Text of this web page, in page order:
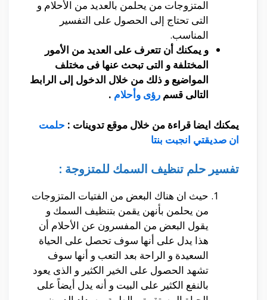
المتزوجات من يحلمن بالعديد من الأحلام و
التى تحتاج إلى الحصول على التفسير
المناسب.
و يمكنك أن تتعرف على العديد من الأمور
المختلفة و التى تبحث عنها فى مختلف
المواضيع و ذلك من خلال الدخول إلى الرابط
التالى قسم رؤى وأحلام .
يمكنك ايضا قراءة من خلال موقع تدوينات : حلمت
ان صديقتي انجبت بنتا
تفسير حلم تنظيف السمك للمتزوجة :
حيث ان هناك البعض من الفتيات المتزوجات
من يحلمن بأنهن يقمن بتنظيف السمك و
يقول البعض من المفسرون عن الأحلام أن
هذا يدل على أنها سوف تحصل على الحياة
السعيدة و الراحة بعد التعب و أنها سوف
تشهد الحصول على الخير الكثير و الذى يعود
بالنفع الكثير على البيت و أنه يدل أيضاً على